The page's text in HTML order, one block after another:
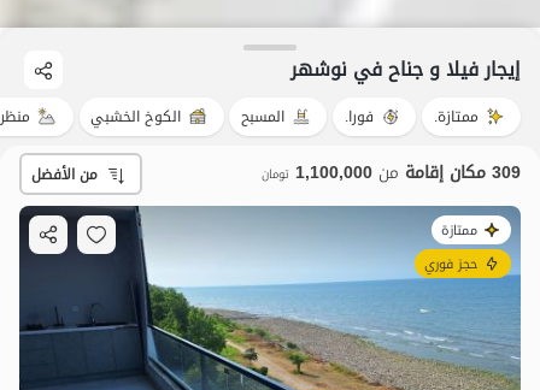
إيجار فيلا و جناح في نوشهر
ممتازة. فورا. المسبح الكوخ الخشبي
309 مكان إقامة من 1,100,000 تومان من الأفضل
ممتازة
حجز فوري